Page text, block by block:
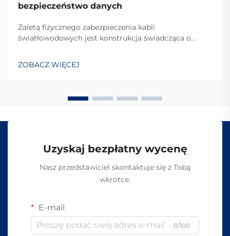
bezpieczeństwo danych
Zaletą fizycznego zabezpieczenia kabli
światłowodowych jest konstrukcja świadcząca o
światłowodowe tak trudno jest podsłuchać, wynika z
ZOBACZ WIĘCEJ
Uzyskaj bezpłatny wycenę
Nasz przedstawiciel skontaktuje się z Tobą
wkrótce.
E-mail
0/100